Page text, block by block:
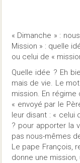
« Dimanche » :
Mission » : quelle
ou celui de «
Quelle idée ? Eh
mais de vie. Le
mission. En
« envoyé par le
leur disant : « celui
? pour apporter la
pas nous-mêmes
Le pape François,
donne une